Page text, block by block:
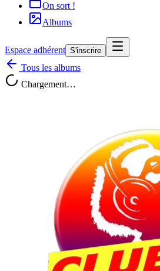
On sort !
Albums
Espace adhérent S'inscrire
Tous les albums
Chargement…